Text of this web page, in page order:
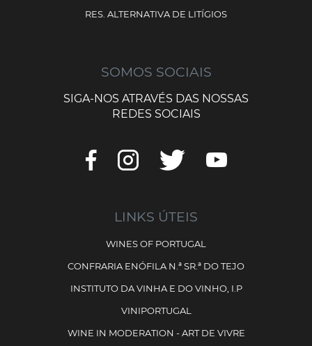
RES. ALTERNATIVA DE LITÍGIOS
SOMOS SOCIAIS
SIGA-NOS ATRAVÉS DAS NOSSAS
REDES SOCIAIS
LINKS ÚTEIS
WINES OF PORTUGAL
CONFRARIA ENÓFILA N.ª SR.ª DO TEJO
INSTITUTO DA VINHA E DO VINHO, I.P
VINIPORTUGAL
WINE IN MODERATION - ART DE VIVRE